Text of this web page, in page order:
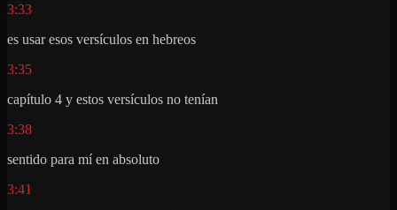
3:33
es usar esos versículos en hebreos
3:35
capítulo 4 y estos versículos no tenían
3:38
sentido para mí en absoluto
3:41